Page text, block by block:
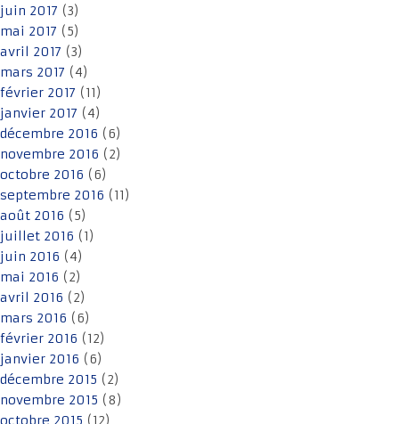
juin 2017 (3)
mai 2017 (5)
avril 2017 (3)
mars 2017 (4)
février 2017 (11)
janvier 2017 (4)
décembre 2016 (6)
novembre 2016 (2)
octobre 2016 (6)
septembre 2016 (11)
août 2016 (5)
juillet 2016 (1)
juin 2016 (4)
mai 2016 (2)
avril 2016 (2)
mars 2016 (6)
février 2016 (12)
janvier 2016 (6)
décembre 2015 (2)
novembre 2015 (8)
octobre 2015 (12)